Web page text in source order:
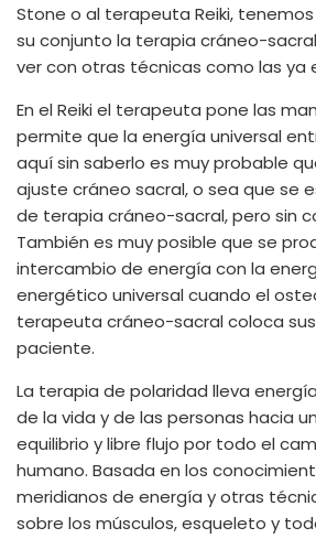
Stone o al terapeuta Reiki,
su conjunto la terapia cráneo-
ver con otras técnicas como las ya
En el Reiki el terapeuta pone las
permite que la energía universal
aquí sin saberlo es muy probable
ajuste cráneo sacral, o sea que se
de terapia cráneo-sacral, pero sin
También es muy posible que se
intercambio de energía con la
energético universal cuando el
terapeuta cráneo-sacral coloca
paciente.
La terapia de polaridad lleva
de la vida y de las personas hacia
equilibrio y libre flujo por todo el
humano. Basada en los
meridianos de energía y otras
sobre los músculos, esqueleto y